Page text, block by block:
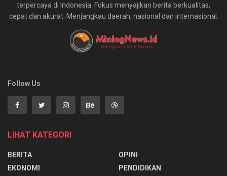
terpercaya di Indonesia. Fokus menyajikan berita berkualitas,
cepat dan akurat. Menjangkau daerah, nasional dan internasional.
Follow Us
LIHAT KATEGORI
BERITA
EKONOMI
OPINI
PENDIDIKAN